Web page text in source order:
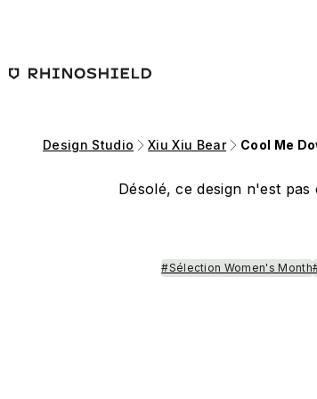
Design Studio Xiu Xiu Bear Cool Me
Désolé, ce design n'est
#Sélection Women's Month